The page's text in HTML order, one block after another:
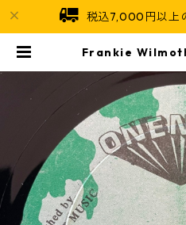
税込7,000円以上
Frankie